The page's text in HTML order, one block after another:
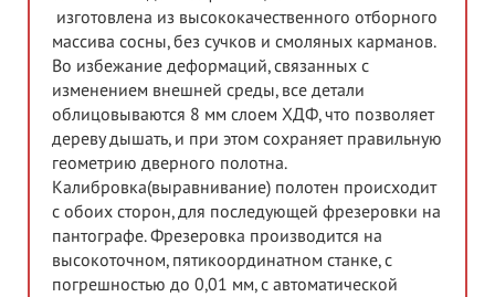
изготовлена из высококачественного отборного
массива сосны, без сучков и смоляных карманов.
Во избежание деформаций, связанных с
изменением внешней среды, все детали
облицовываются 8 мм слоем ХДФ, что позволяет
дереву дышать, и при этом сохраняет правильную
геометрию дверного полотна.
Калибровка(выравнивание) полотен происходит
с обоих сторон, для последующей фрезеровки на
пантографе. Фрезеровка производится на
высокоточном, пятикоординатном станке, с
погрешностью до 0,01 мм, с автоматической